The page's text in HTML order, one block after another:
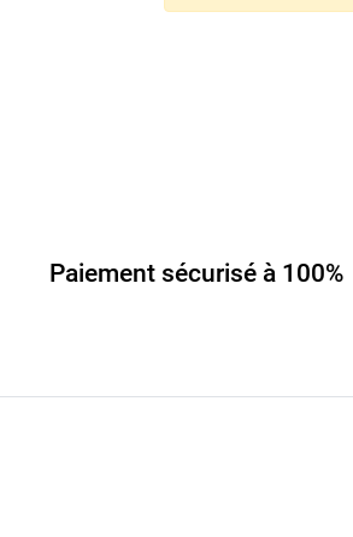
Paiement sécurisé à 100%